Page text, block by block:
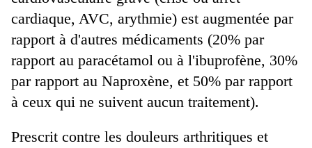
cardiaque, AVC, arythmie) est augmentée par
rapport à d'autres médicaments (20% par
rapport au paracétamol ou à l'ibuprofène, 30%
par rapport au Naproxène, et 50% par rapport
à ceux qui ne suivent aucun traitement).
Prescrit contre les douleurs arthritiques et